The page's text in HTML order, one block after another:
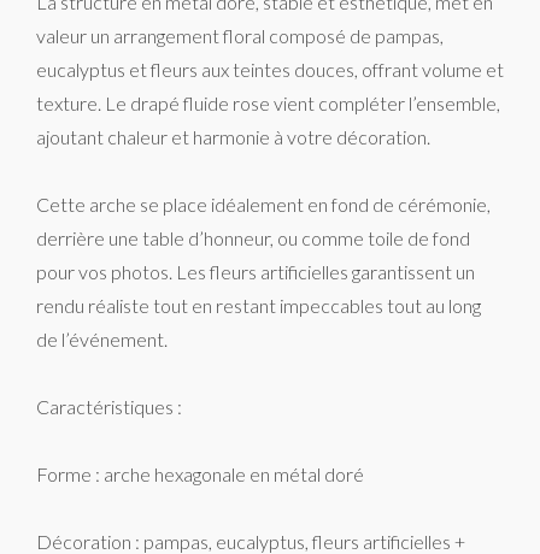
valeur un arrangement floral composé de pampas,
eucalyptus et fleurs aux teintes douces, offrant volume et
texture. Le drapé fluide rose vient compléter l’ensemble,
ajoutant chaleur et harmonie à votre décoration.
Cette arche se place idéalement en fond de cérémonie,
derrière une table d’honneur, ou comme toile de fond
pour vos photos. Les fleurs artificielles garantissent un
rendu réaliste tout en restant impeccables tout au long
de l’événement.
Caractéristiques :
Forme : arche hexagonale en métal doré
Décoration : pampas, eucalyptus, fleurs artificielles +